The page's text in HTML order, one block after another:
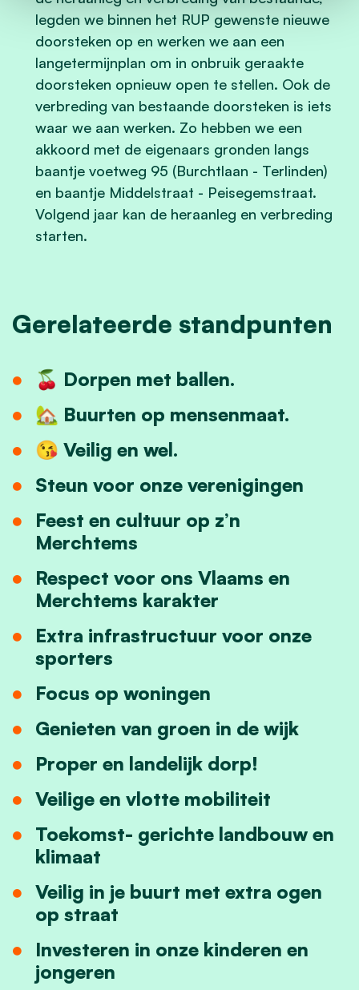
legden we binnen het RUP gewenste nieuwe
doorsteken op en werken we aan een
langetermijnplan om in onbruik geraakte
doorsteken opnieuw open te stellen. Ook de
verbreding van bestaande doorsteken is iets
waar we aan werken. Zo hebben we een
akkoord met de eigenaars gronden langs
baantje voetweg 95 (Burchtlaan - Terlinden)
en baantje Middelstraat - Peisegemstraat.
Volgend jaar kan de heraanleg en verbreding
starten.
Gerelateerde standpunten
🍒 Dorpen met ballen.
🏡 Buurten op mensenmaat.
😘 Veilig en wel.
Steun voor onze verenigingen
Feest en cultuur op z’n
Merchtems
Respect voor ons Vlaams en
Merchtems karakter
Extra infrastructuur voor onze
sporters
Focus op woningen
Genieten van groen in de wijk
Proper en landelijk dorp!
Veilige en vlotte mobiliteit
Toekomst- gerichte landbouw en
klimaat
Veilig in je buurt met extra ogen
op straat
Investeren in onze kinderen en
jongeren